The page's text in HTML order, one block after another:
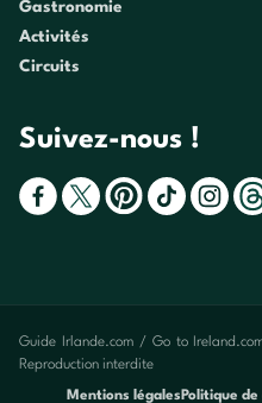
Gastronomie
Activités
Circuits
Suivez-nous !
Guide Irlande.com / Go to
Reproduction interdite
Mentions légales Politique